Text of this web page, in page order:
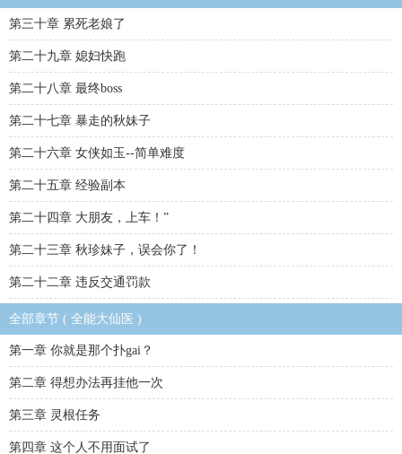
第三十章 累死老娘了
第二十九章 媳妇快跑
第二十八章 最终boss
第二十七章 暴走的秋妹子
第二十六章 女侠如玉--简单难度
第二十五章 经验副本
第二十四章 大朋友，上车！”
第二十三章 秋珍妹子，误会你了！
第二十二章 违反交通罚款
全部章节 ( 全能大仙医 )
第一章 你就是那个扑gai？
第二章 得想办法再挂他一次
第三章 灵根任务
第四章 这个人不用面试了